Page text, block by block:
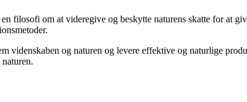
filosofi om at videregive og beskytte naturens skatte for at
videnskaben og naturen og levere effektive og naturlige